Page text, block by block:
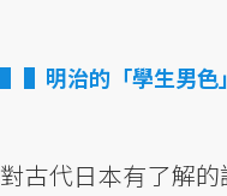
▌明治的「學生男色
對古代日本有了解